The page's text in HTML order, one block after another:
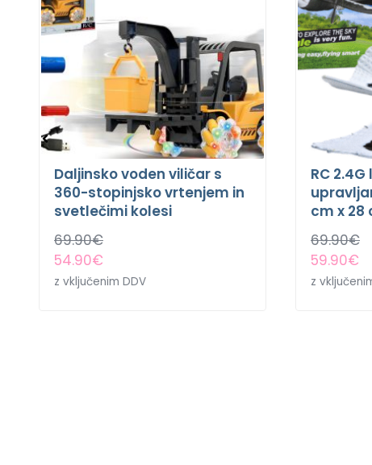
Daljinsko voden viličar s
360-stopinjsko vrtenjem in
svetlečimi kolesi
69.90€
54.90€
z vključenim DDV
RC
cm x 28
69.90€
59.90€
z